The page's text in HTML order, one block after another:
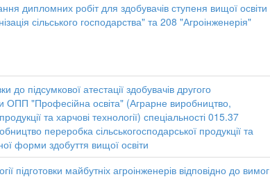
дипломних робіт для здобувачів ступеня вищої освіти
сільського господарства" та 208 "Агроінженерія"
до підсумкової атестації здобувачів другого
ОПП "Професійна освіта" (Аграрне виробництво,
та харчові технології) спеціальності 015.37
переробка сільськогосподарської продукції та
форми здобуття вищої освіти
підготовки майбутніх агроінженерів відповідно до вимог